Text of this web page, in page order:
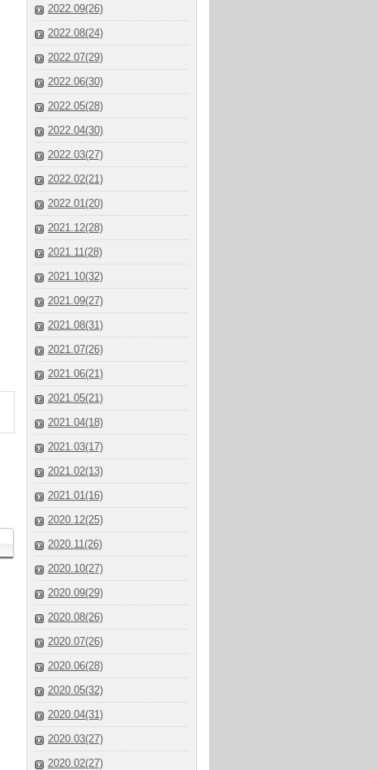
2022.09(26)
2022.08(24)
2022.07(29)
2022.06(30)
2022.05(28)
2022.04(30)
2022.03(27)
2022.02(21)
2022.01(20)
2021.12(28)
2021.11(28)
2021.10(32)
2021.09(27)
2021.08(31)
2021.07(26)
2021.06(21)
2021.05(21)
2021.04(18)
2021.03(17)
2021.02(13)
2021.01(16)
2020.12(25)
2020.11(26)
2020.10(27)
2020.09(29)
2020.08(26)
2020.07(26)
2020.06(28)
2020.05(32)
2020.04(31)
2020.03(27)
2020.02(27)